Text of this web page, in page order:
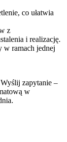
co ułatwia
z
i realizację.
w ramach jednej
zapytanie –
w